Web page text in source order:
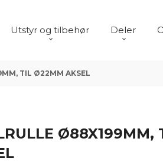
Utstyr og tilbehør Deler
TIL Ø22MM AKSEL
Ø88X199MM,